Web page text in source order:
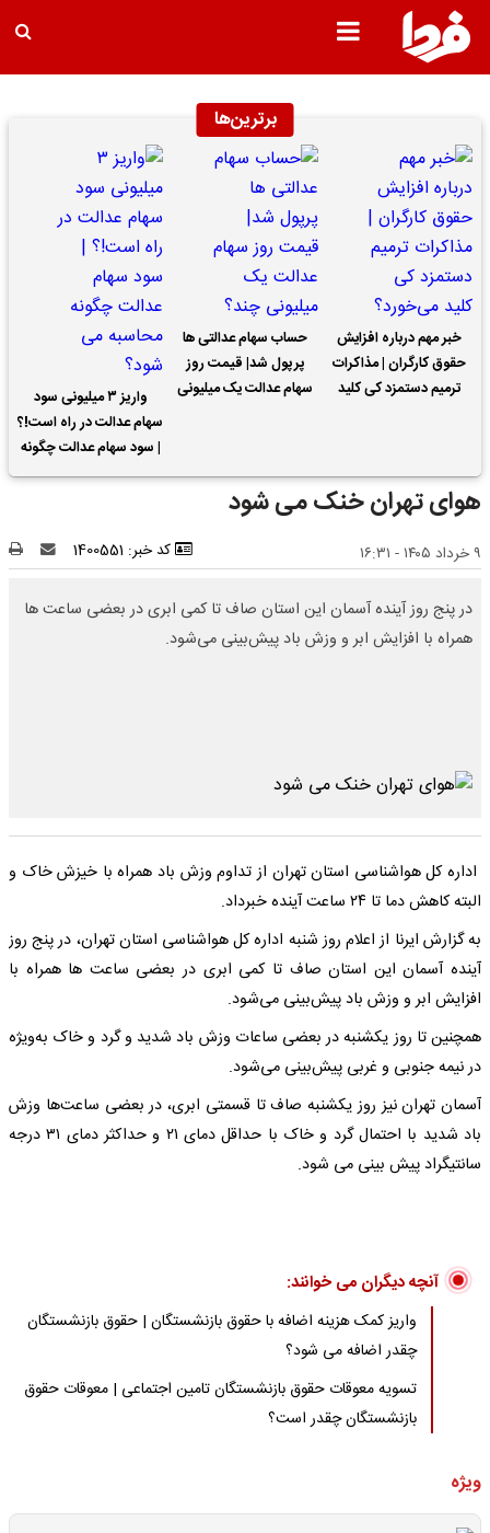
برترین‌ها
خبر مهم درباره افزایش
حقوق کارگران | مذاکرات
ترمیم دستمزد کی کلید
حساب سهام عدالتی ها
پرپول شد| قیمت روز
سهام عدالت یک میلیونی
واریز ۳ میلیونی سود
سهام عدالت در راه است!؟
| سود سهام عدالت چگونه
محاسبه می شود؟
هوای تهران خنک می شود
۹ خرداد ۱۴۰۵ - ۱۶:۳۱ کد خبر: 1400551
در پنج روز آینده آسمان این استان صاف تا کمی ابری در بعضی ساعت‌ ها
همراه با افزایش ابر و وزش باد پیش‌بینی می‌شود.
اداره کل هواشناسی استان تهران از تداوم وزش باد همراه با خیزش خاک و
البته کاهش دما تا ۲۴ ساعت آینده خبرداد.
به گزارش ایرنا از اعلام روز شنبه اداره کل هواشناسی استان تهران، در پنج روز
آینده آسمان این استان صاف تا کمی ابری در بعضی ساعت‌ ها همراه با
افزایش ابر و وزش باد پیش‌بینی می‌شود.
همچنین تا روز یکشنبه در بعضی ساعات وزش باد شدید و گرد و خاک به‌ویژه
در نیمه جنوبی و غربی پیش‌بینی می‌شود.
آسمان تهران نیز روز یکشنبه صاف تا قسمتی ابری، در بعضی ساعت‌ها وزش
باد شدید با احتمال گرد و خاک با حداقل دمای ۲۱ و حداکثر دمای ۳۱ درجه
سانتیگراد پیش‌ بینی می‌ شود.
آنچه دیگران می خوانند:
واریز کمک هزینه اضافه با حقوق بازنشستگان | حقوق بازنشستگان
چقدر اضافه می شود؟
تسویه معوقات حقوق بازنشستگان تامین اجتماعی | معوقات حقوق
بازنشستگان چقدر است؟
ویژه